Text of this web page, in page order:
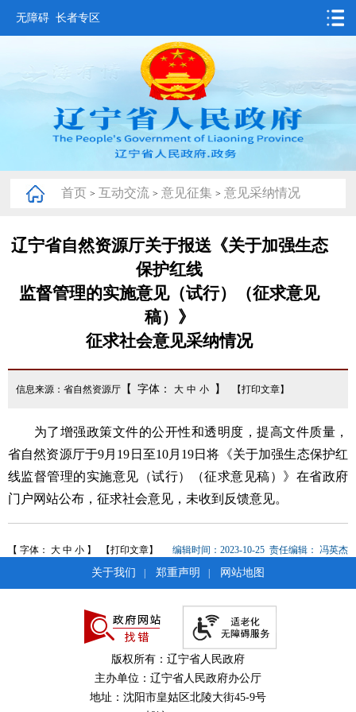
无障碍 长者专区
要闻动态
政务公开
互动交流
首页 > 互动交流 > 意见征集 > 意见采纳情况
辽宁省自然资源厅关于报送《关于加强生态
保护红线
监督管理的实施意见（试行）（征求意见
稿）》
征求社会意见采纳情况
信息来源：省自然资源厅 【 字体： 大 中 小 】 【打印文章】
为了增强政策文件的公开性和透明度，提高文件质量，
省自然资源厅于9月19日至10月19日将《关于加强生态保护红
线监督管理的实施意见（试行）（征求意见稿）》在省政府
门户网站公布，征求社会意见，未收到反馈意见。
【 字体： 大 中 小 】 【打印文章】 编辑时间：2023-10-25 责任编辑： 冯英杰
关于我们 郑重声明 网站地图
版权所有：辽宁省人民政府
主办单位：辽宁省人民政府办公厅
地址：沈阳市皇姑区北陵大街45-9号